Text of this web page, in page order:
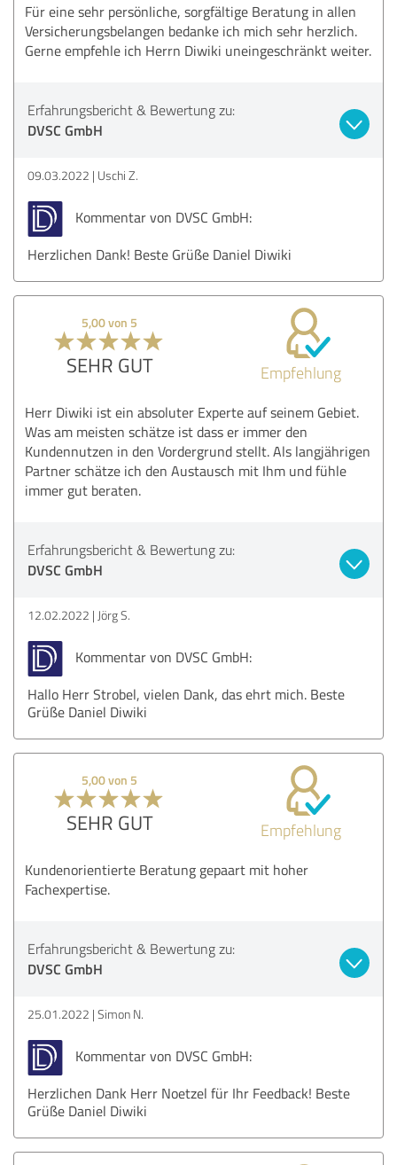
Für eine sehr persönliche, sorgfältige Beratung in allen
Versicherungsbelangen bedanke ich mich sehr herzlich.
Gerne empfehle ich Herrn Diwiki uneingeschränkt weiter.
Erfahrungsbericht & Bewertung zu:
DVSC GmbH
09.03.2022 Uschi Z.
Kommentar von DVSC GmbH:
Herzlichen Dank! Beste Grüße Daniel Diwiki
5,00 von 5
SEHR GUT Empfehlung
Herr Diwiki ist ein absoluter Experte auf seinem Gebiet.
Was am meisten schätze ist dass er immer den
Kundennutzen in den Vordergrund stellt. Als langjährigen
Partner schätze ich den Austausch mit Ihm und fühle
immer gut beraten.
Erfahrungsbericht & Bewertung zu:
DVSC GmbH
12.02.2022 Jörg S.
Kommentar von DVSC GmbH:
Hallo Herr Strobel, vielen Dank, das ehrt mich. Beste
Grüße Daniel Diwiki
5,00 von 5
SEHR GUT Empfehlung
Kundenorientierte Beratung gepaart mit hoher
Fachexpertise.
Erfahrungsbericht & Bewertung zu:
DVSC GmbH
25.01.2022 Simon N.
Kommentar von DVSC GmbH:
Herzlichen Dank Herr Noetzel für Ihr Feedback! Beste
Grüße Daniel Diwiki